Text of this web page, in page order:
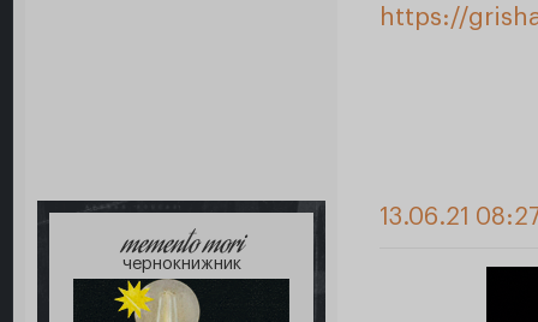
https://
memento mori
чернокнижник
13.06.21